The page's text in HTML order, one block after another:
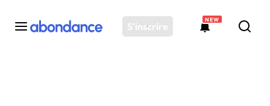
S'inscrire
NEW